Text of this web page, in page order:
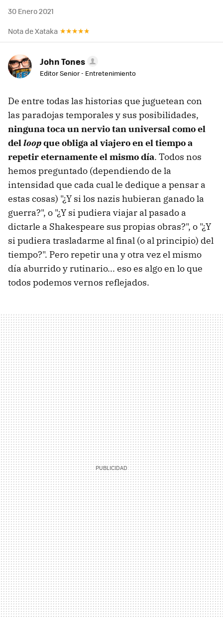
30 Enero 2021
Nota de Xataka
John Tones
Editor Senior - Entretenimiento
De entre todas las historias que juguetean con
las paradojas temporales y sus posibilidades,
ninguna toca un nervio tan universal como el
delloopque obliga al viajero en el tiempo a
repetir eternamente el mismo día. Todos nos
hemos preguntado (dependiendo de la
intensidad que cada cual le dedique a pensar a
estas cosas) "¿Y si los nazis hubieran ganado la
guerra?", o "¿Y si pudiera viajar al pasado a
dictarle a Shakespeare sus propias obras?", o "¿Y
si pudiera trasladarme al final (o al principio) del
tiempo?". Pero repetir una y otra vez el mismo
día aburrido y rutinario... eso es algo en lo que
todos podemos vernos reflejados.